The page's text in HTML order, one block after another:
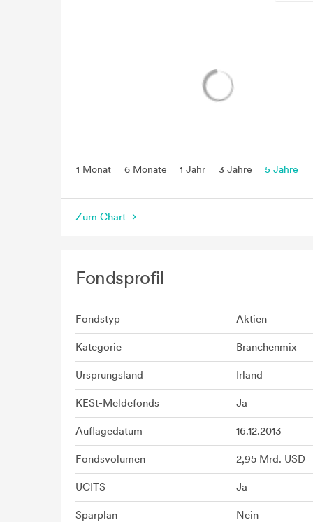
1 Monat 6 Monate 1 Jahr 3 Jahre 5 Jahre
Zum Chart
Fondsprofil
Fondstyp Aktien
Kategorie Branchenmix
Ursprungsland Irland
KESt-Meldefonds Ja
Auflagedatum 16.12.2013
Fondsvolumen 2,95 Mrd. USD
UCITS Ja
Sparplan Nein